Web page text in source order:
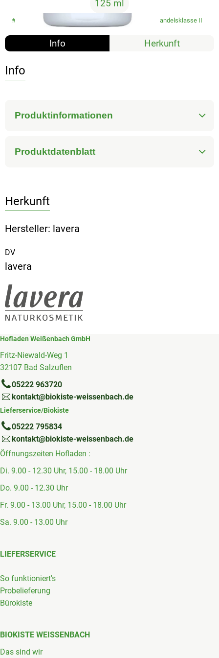
125 ml
#5662 6,29 € / 125 ml 50,32 € 19% MwSt Handelsklasse II
Info Herkunft
Info
Produktinformationen
Produktdatenblatt
Herkunft
Hersteller: lavera
DV
lavera
Hofladen Weißenbach GmbH
Fritz-Niewald-Weg 1
32107 Bad Salzuflen
05222 963720
kontakt@biokiste-weissenbach.de
Lieferservice/Biokiste
05222 795834
kontakt@biokiste-weissenbach.de
Öffnungszeiten Hofladen :
Di. 9.00 - 12.30 Uhr, 15.00 - 18.00 Uhr
Do. 9.00 - 12.30 Uhr
Fr. 9.00 - 13.00 Uhr, 15.00 - 18.00 Uhr
Sa. 9.00 - 13.00 Uhr
LIEFERSERVICE
So funktioniert's
Probelieferung
Bürokiste
BIOKISTE WEISSENBACH
Das sind wir